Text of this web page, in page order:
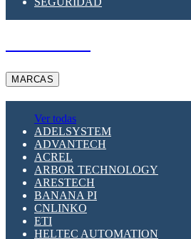
MARCAS
Ver todas
ADELSYSTEM
ADVANTECH
ACREL
ARBOR TECHNOLOGY
ARESTECH
BANANA PI
CNLINKO
ETI
HELTEC AUTOMATION